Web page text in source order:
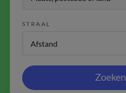
STRAAL
Zoeken